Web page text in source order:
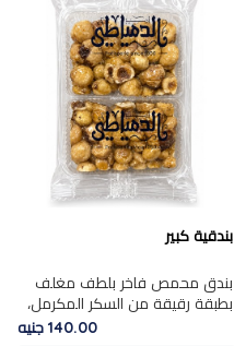
بندقية كبير
بندق محمص فاخر بلطف مغلف
بطبقة رقيقة من السكر المكرمل،
يجمع بين النكهة الغنية ناتي
140.00 جنيه